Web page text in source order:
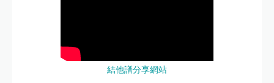
結他譜分享網站